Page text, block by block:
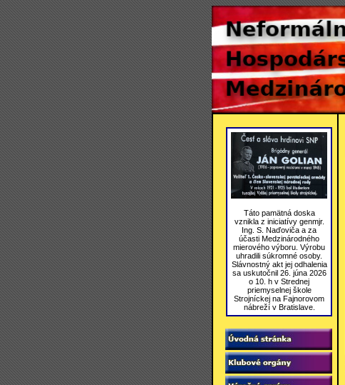
Táto pamätná doska
vznikla z iniciatívy genmjr.
Ing. S. Naďoviča a za
účasti Medzinárodného
mierového výboru. Výrobu
uhradili súkromné osoby.
Slávnostný akt jej odhalenia
sa uskutočnil 26. júna 2026
o 10. h v Strednej
priemyselnej škole
Strojníckej na Fajnorovom
nábreží v Bratislave.